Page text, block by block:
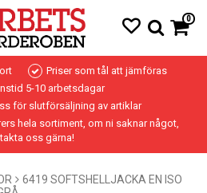
0
Priser som tål att jämföras
5-10 arbetsdagar
för slutförsäljning av artiklar
hela sortiment, om ni saknar något,
oss gärna!
6419 SOFTSHELLJACKA EN ISO